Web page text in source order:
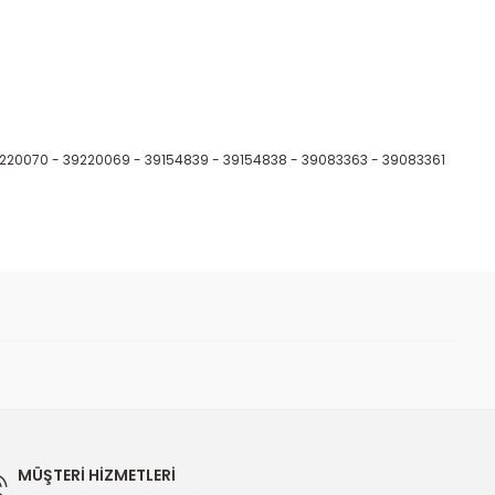
- 39220069 - 39154839 - 39154838 - 39083363 - 39083361
MÜŞTERİ HİZMETLERİ